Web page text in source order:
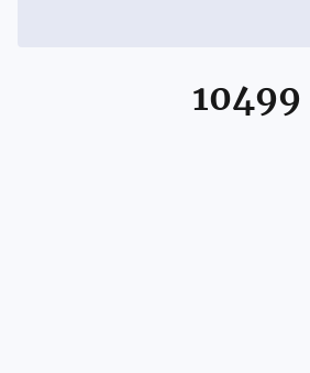
10499